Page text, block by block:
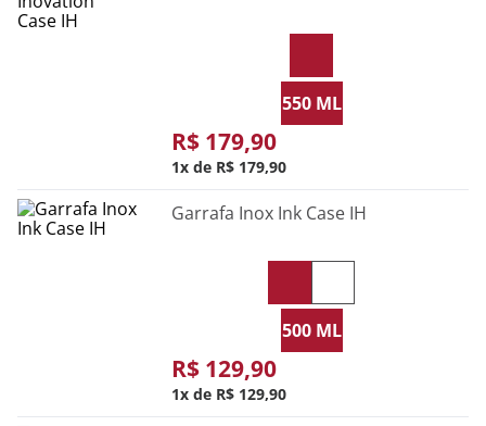
550 ML
R$ 179,90
1 R$ 179,90
Garrafa Inox Ink Case IH
500 ML
R$ 129,90
1 R$ 129,90